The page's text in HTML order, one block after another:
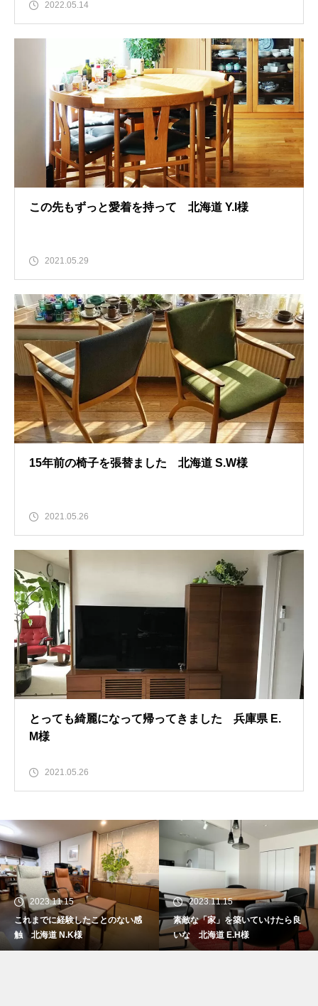
2022.05.14
この先もずっと愛着を持って 北海道 Y.I様
2021.05.29
15年前の椅子を張替ました 北海道 S.W様
2021.05.26
とっても綺麗になって帰ってきました 兵庫県 E.
M様
2021.05.26
2023.11.15
これまでに経験したことのない感
触 北海道 N.K様
2023.11.15
素敵な「家」を築いていけたら良
いな 北海道 E.H様